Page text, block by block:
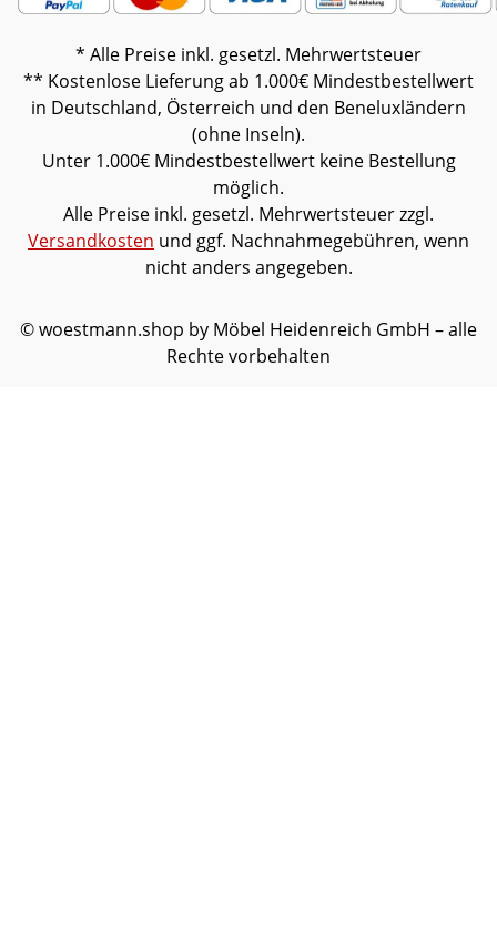
* Alle Preise inkl. gesetzl. Mehrwertsteuer
** Kostenlose Lieferung ab 1.000€ Mindestbestellwert
in Deutschland, Österreich und den Beneluxländern
(ohne Inseln).
Unter 1.000€ Mindestbestellwert keine Bestellung
möglich.
Alle Preise inkl. gesetzl. Mehrwertsteuer zzgl.
Versandkosten und ggf. Nachnahmegebühren, wenn
nicht anders angegeben.
© woestmann.shop by Möbel Heidenreich GmbH – alle
Rechte vorbehalten